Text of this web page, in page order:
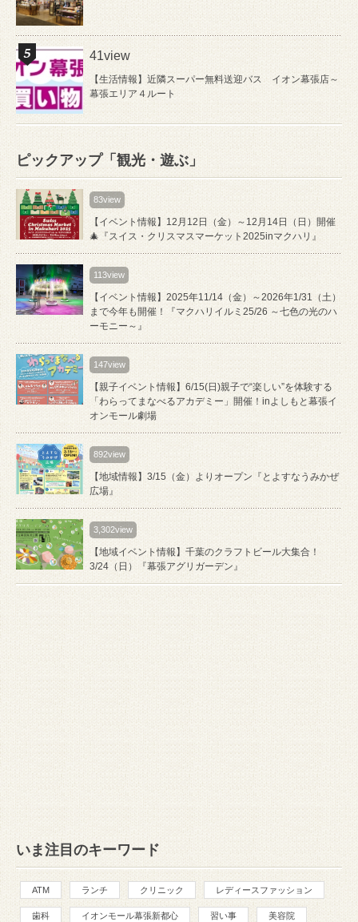
41view
【生活情報】近隣スーパー無料送迎バス イオン幕張店～
幕張エリア４ルート
ピックアップ「観光・遊ぶ」
83view
【イベント情報】12月12日（金）～12月14日（日）開催
🎄『スイス・クリスマスマーケット2025inマクハリ』
113view
【イベント情報】2025年11/14（金）～2026年1/31（土）
まで今年も開催！『マクハリイルミ25/26 ～七色の光のハ
ーモニー～』
147view
【親子イベント情報】6/15(日)親子で“楽しい”を体験する
「わらってまなべるアカデミー」開催！inよしもと幕張イ
オンモール劇場
892view
【地域情報】3/15（金）よりオープン『とよすなうみかぜ
広場』
3,302view
【地域イベント情報】千葉のクラフトビール大集合！
3/24（日）『幕張アグリガーデン』
いま注目のキーワード
ATM ランチ クリニック レディースファッション
歯科 イオンモール幕張新都心 習い事 美容院